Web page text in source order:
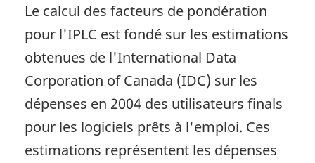
Le calcul des facteurs de pondération
pour l'IPLC est fondé sur les estimations
obtenues de l'International Data
Corporation of Canada (IDC) sur les
dépenses en 2004 des utilisateurs finals
pour les logiciels prêts à l'emploi. Ces
estimations représentent les dépenses